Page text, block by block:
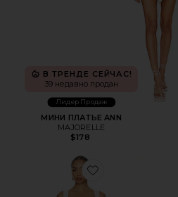
В ТРЕНДЕ СЕЙЧАС!
39 недавно продан
Лидер Продаж
МИНИ ПЛАТЬЕ ANN
MAJORELLE
$178
Favorite РОМПЕР LENA